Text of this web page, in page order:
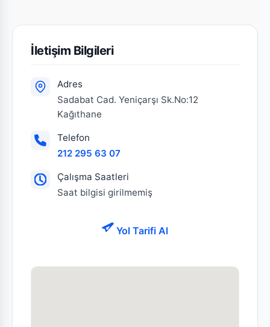
İletişim Bilgileri
Adres
Sadabat Cad. Yeniçarşı Sk.No:12
Kağıthane
Telefon
212 295 63 07
Çalışma Saatleri
Saat bilgisi girilmemiş
Yol Tarifi Al